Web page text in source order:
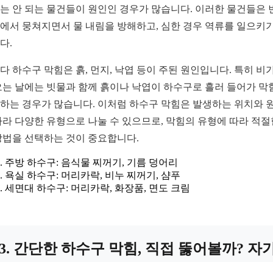
안 되는 물건들이 원인인 경우가 많습니다. 이러한 물건들은
서 뭉쳐지면서 물 내림을 방해하고, 심한 경우 역류를 일으키
.
하수구 막힘은 흙, 먼지, 낙엽 등이 주된 원인입니다. 특히 비
는 날에는 빗물과 함께 흙이나 낙엽이 하수구로 흘러 들어가 막
는 경우가 많습니다. 이처럼 하수구 막힘은 발생하는 위치와
라 다양한 유형으로 나눌 수 있으므로, 막힘의 유형에 따라 적절
법을 선택하는 것이 중요합니다.
주방 하수구: 음식물 찌꺼기, 기름 덩어리
욕실 하수구: 머리카락, 비누 찌꺼기, 샴푸
세면대 하수구: 머리카락, 화장품, 면도 크림
간단한 하수구 막힘, 직접 뚫어볼까? 자